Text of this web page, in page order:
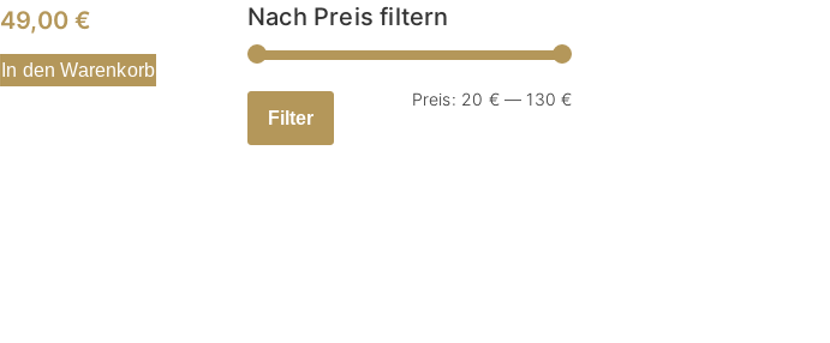
49,00€
In den Warenkorb
Nach Preis filtern
Filter
Preis: 20 €— 130 €